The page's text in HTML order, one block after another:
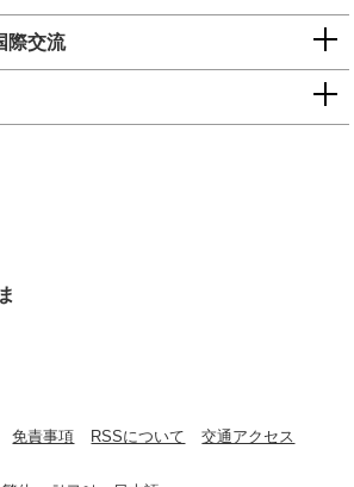
際交流
免責事項 RSSについて
交通アクセス